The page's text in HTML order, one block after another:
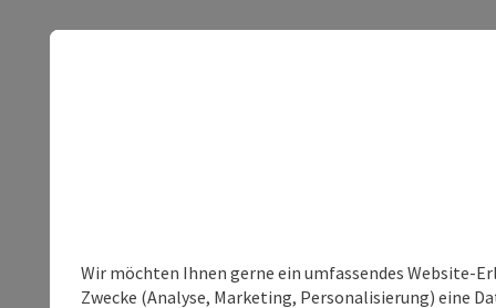
Wir möchten Ihnen gerne ein umfassendes Website-
Zwecke (Analyse, Marketing, Personalisierung) eine